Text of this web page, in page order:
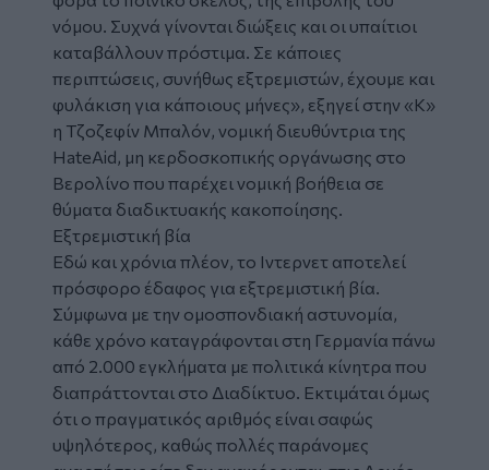
νόμου. Συχνά γίνονται διώξεις και οι υπαίτιοι
καταβάλλουν πρόστιμα. Σε κάποιες
περιπτώσεις, συνήθως εξτρεμιστών, έχουμε και
φυλάκιση για κάποιους μήνες», εξηγεί στην «Κ»
η Τζοζεφίν Μπαλόν, νομική διευθύντρια της
HateAid, μη κερδοσκοπικής οργάνωσης στο
Βερολίνο που παρέχει νομική βοήθεια σε
θύματα διαδικτυακής κακοποίησης.
Εξτρεμιστική βία
Εδώ και χρόνια πλέον, το Ιντερνετ αποτελεί
πρόσφορο έδαφος για εξτρεμιστική βία.
Σύμφωνα με την ομοσπονδιακή αστυνομία,
κάθε χρόνο καταγράφονται στη Γερμανία πάνω
από 2.000 εγκλήματα με πολιτικά κίνητρα που
διαπράττονται στο Διαδίκτυο. Εκτιμάται όμως
ότι ο πραγματικός αριθμός είναι σαφώς
υψηλότερος, καθώς πολλές παράνομες